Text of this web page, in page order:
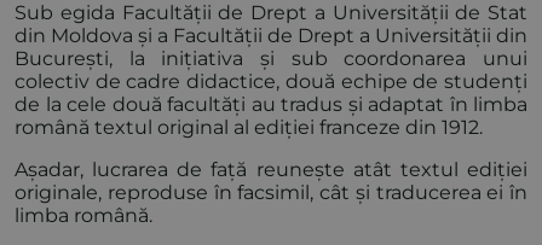
Sub egida Facultății de Drept a Universității de Stat
din Moldova și a Facultății de Drept a Universității din
București, la inițiativa și sub coordonarea unui
colectiv de cadre didactice, două echipe de studenți
de la cele două facultăți au tradus și adaptat în limba
română textul original al ediției franceze din 1912.
Așadar, lucrarea de față reunește atât textul ediției
originale, reproduse în facsimil, cât și traducerea ei în
limba română.